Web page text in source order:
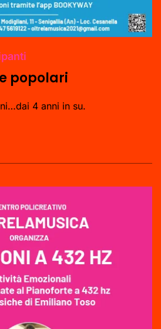
popolari
4 anni in su.